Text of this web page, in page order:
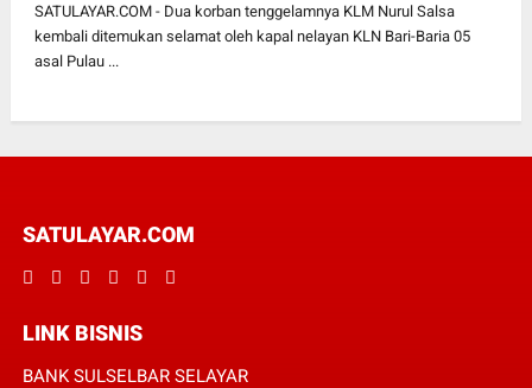
SATULAYAR.COM - Dua korban tenggelamnya KLM Nurul Salsa
kembali ditemukan selamat oleh kapal nelayan KLN Bari-Baria 05
asal Pulau ...
SATULAYAR.COM
LINK BISNIS
BANK SULSELBAR SELAYAR